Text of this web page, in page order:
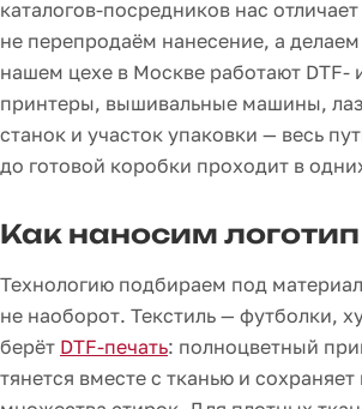
каталогов-посредников нас
не перепродаём нанесение, а
нашем цехе в Москве работают DTF-
принтеры, вышивальные машины,
станок и участок упаковки — весь
до готовой коробки проходит в
Как наносим логотип
Технологию подбираем под
не наоборот. Текстиль — футболки,
берёт DTF-печать: полноцветный
тянется вместе с тканью и